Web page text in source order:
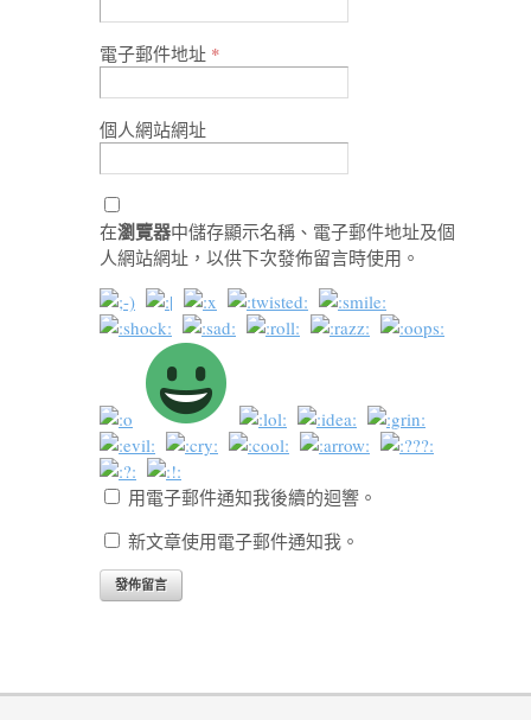
電子郵件地址 *
個人網站網址
在瀏覽器中儲存顯示名稱、電子郵件地址及個
人網站網址，以供下次發佈留言時使用。
用電子郵件通知我後續的迴響。
新文章使用電子郵件通知我。